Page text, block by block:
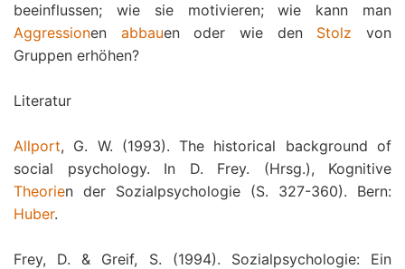
beeinflussen; wie sie motivieren; wie kann man
Aggressionen abbauen oder wie den Stolz von
Gruppen erhöhen?
Literatur
Allport, G. W. (1993). The historical background of
social psychology. In D. Frey. (Hrsg.), Kognitive
Theorien der Sozialpsychologie (S. 327-360). Bern:
Huber.
Frey, D. & Greif, S. (1994). Sozialpsychologie: Ein